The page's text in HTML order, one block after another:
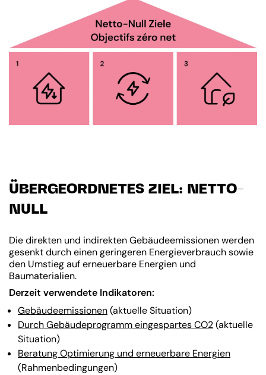
ÜBERGEORDNETES ZIEL: NETTO-
NULL
Die direkten und indirekten Gebäudeemissionen werden
gesenkt durch einen geringeren Energieverbrauch sowie
den Umstieg auf erneuerbare Energien und
Baumaterialien.
Derzeit verwendete Indikatoren:
Gebäudeemissionen(aktuelle Situation)
Durch Gebäudeprogramm eingespartes CO2(aktuelle
Situation)
Beratung Optimierung und erneuerbare Energien
(Rahmenbedingungen)